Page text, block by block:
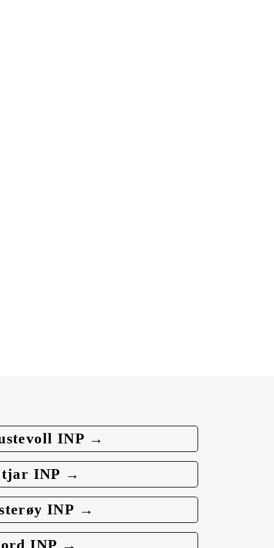
INP →
INP →
INP →
INP →